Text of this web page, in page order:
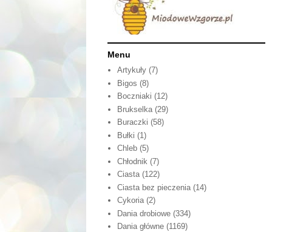
Menu
Artykuły (7)
Bigos (8)
Boczniaki (12)
Brukselka (29)
Buraczki (58)
Bułki (1)
Chleb (5)
Chłodnik (7)
Ciasta (122)
Ciasta bez pieczenia (14)
Cykoria (2)
Dania drobiowe (334)
Dania główne (1169)